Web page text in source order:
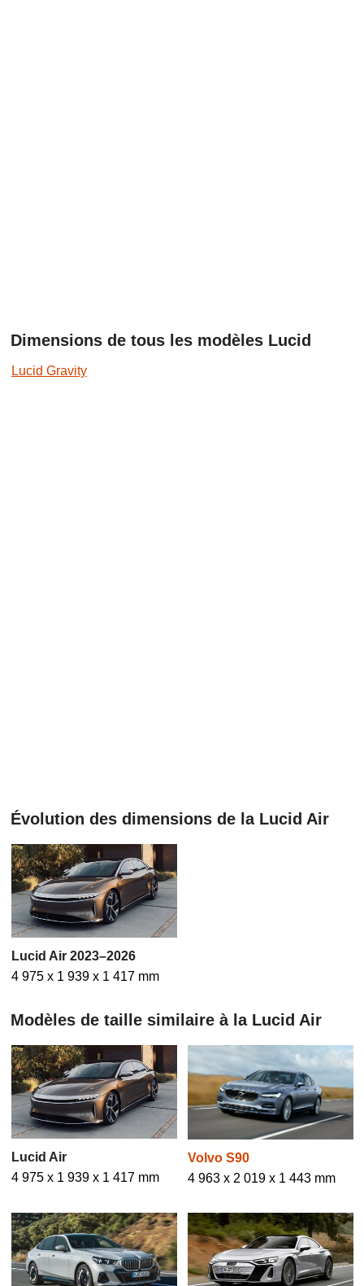
Dimensions de tous les modèles Lucid
Lucid Gravity
Évolution des dimensions de la Lucid Air
Lucid Air 2023–2026
4 975 x 1 939 x 1 417 mm
Modèles de taille similaire à la Lucid Air
Lucid Air
4 975 x 1 939 x 1 417 mm
Volvo S90
4 963 x 2 019 x 1 443 mm